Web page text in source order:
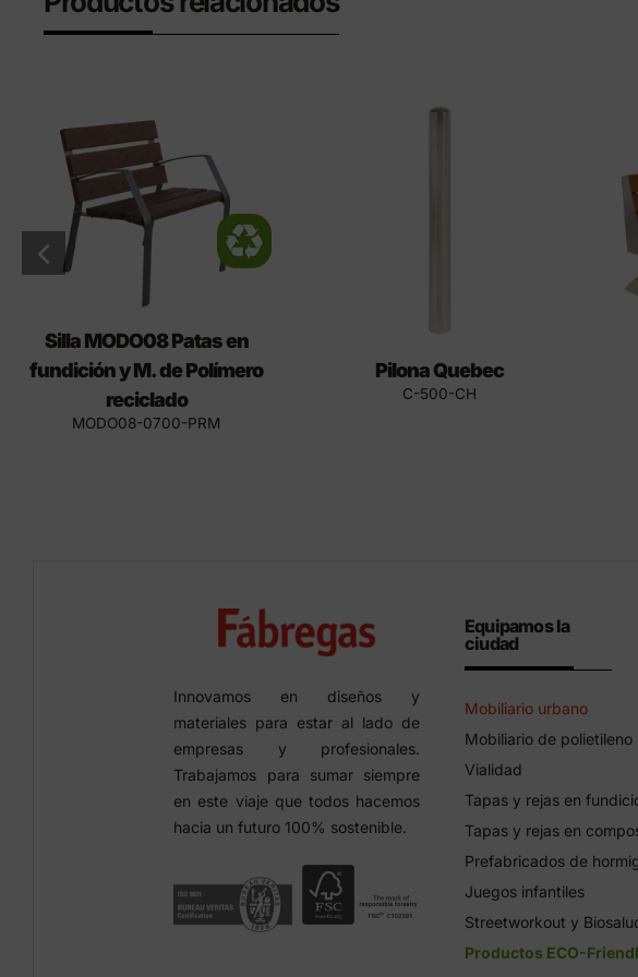
Silla MODO08 Patas en
fundición y M. de Polímero
reciclado
MODO08-0700-PRM
Pilona Quebec
C-500-CH
Innovamos en diseños y
materiales para estar al lado de
empresas y profesionales.
Trabajamos para sumar siempre
en este viaje que todos hacemos
hacia un futuro 100% sostenible.
Equipamos la
ciudad
Mobiliario urbano
Mobiliario de polietileno
Vialidad
Tapas y rejas en
Tapas y rejas en
Prefabricados de
Juegos infantiles
Streetworkout y
Productos ECO-